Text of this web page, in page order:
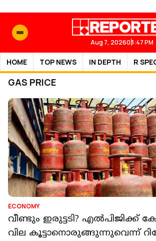
Aug 7, 202603:47 PM
HOME TOP NEWS IN DEPTH R
GAS PRICE
ECONOMY
വീണ്ടും ഇരുട്ടടി? എല്‍പിജിക്ക്
വില കൂട്ടാനൊരുങ്ങുന്നുവെന്ന്